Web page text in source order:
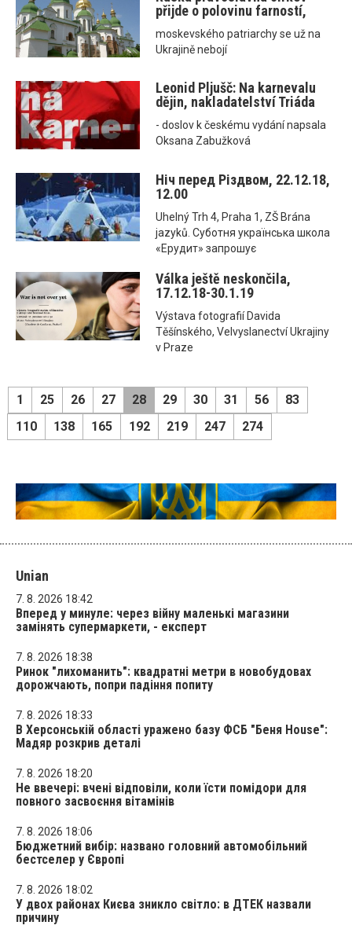
přijde o polovinu farností,
moskevského patriarchy se už na
Ukrajině nebojí
Leonid Pljušč: Na karnevalu
dějin, nakladatelství Triáda
- doslov k českému vydání napsala
Oksana Zabužková
Ніч перед Різдвом, 22.12.18,
12.00
Uhelný Trh 4, Praha 1, ZŠ Brána
jazyků. Суботня українська школа
«Ерудит» запрошує
Válka ještě neskončila,
17.12.18-30.1.19
Výstava fotografií Davida
Těšínského, Velvyslanectví Ukrajiny
v Praze
1 25 26 27 28 29 30 31 56
83
110
138 165 192 219 247 274
Unian
7. 8. 2026 18:42
Вперед у минуле: через війну маленькі магазини
замінять супермаркети, - експерт
7. 8. 2026 18:38
Ринок "лихоманить": квадратні метри в новобудовах
дорожчають, попри падіння попиту
7. 8. 2026 18:33
В Херсонській області уражено базу ФСБ "Беня House":
Мадяр розкрив деталі
7. 8. 2026 18:20
Не ввечері: вчені відповіли, коли їсти помідори для
повного засвоєння вітамінів
7. 8. 2026 18:06
Бюджетний вибір: названо головний автомобільний
бестселер у Європі
7. 8. 2026 18:02
У двох районах Києва зникло світло: в ДТЕК назвали
причину